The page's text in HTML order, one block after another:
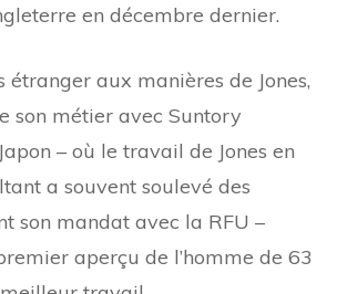
en décembre dernier.
étranger aux manières de Jones,
son métier avec Suntory
– où le travail de Jones en
a souvent soulevé des
son mandat avec la RFU –
aperçu de l’homme de 63